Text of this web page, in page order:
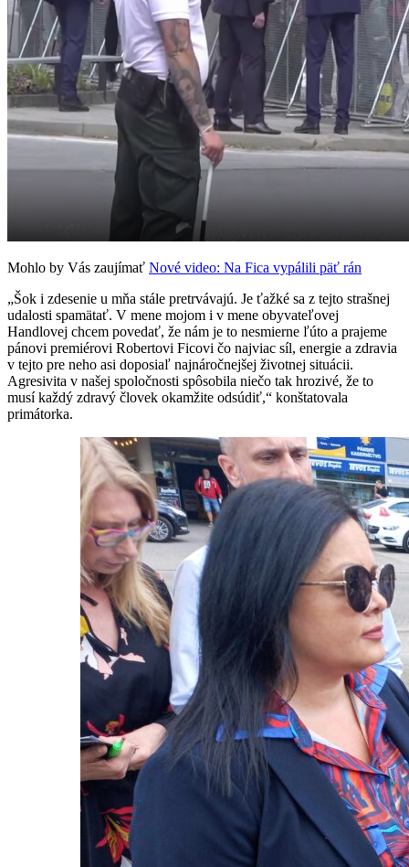
Mohlo by Vás zaujímať Nové video: Na Fica vypálili päť rán
„Šok i zdesenie u mňa stále pretrvávajú. Je ťažké sa z tejto strašnej
udalosti spamätať. V mene mojom i v mene obyvateľovej
Handlovej chcem povedať, že nám je to nesmierne ľúto a prajeme
pánovi premiérovi Robertovi Ficovi čo najviac síl, energie a zdravia
v tejto pre neho asi doposiaľ najnáročnejšej životnej situácii.
Agresivita v našej spoločnosti spôsobila niečo tak hrozivé, že to
musí každý zdravý človek okamžite odsúdiť,“ konštatovala
primátorka.